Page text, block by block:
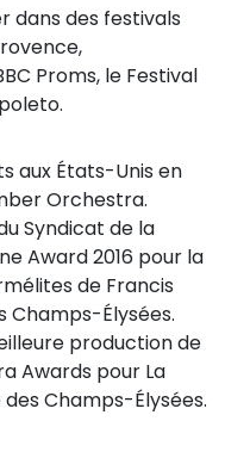
dans des festivals
Proms, le Festival
aux États-Unis en
Orchestra.
Syndicat de la
Award 2016 pour la
de Francis
Champs-Élysées.
production de
Awards pour La
Champs-Élysées.